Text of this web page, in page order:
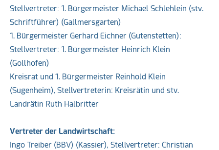
Stellvertreter: 1. Bürgermeister Michael Schlehlein (stv.
Schriftführer) (Gallmersgarten)
1. Bürgermeister Gerhard Eichner (Gutenstetten):
Stellvertreter: 1. Bürgermeister Heinrich Klein
(Gollhofen)
Kreisrat und 1. Bürgermeister Reinhold Klein
(Sugenheim), Stellvertreterin: Kreisrätin und stv.
Landrätin Ruth Halbritter
Vertreter der Landwirtschaft:
Ingo Treiber (BBV) (Kassier), Stellvertreter: Christian